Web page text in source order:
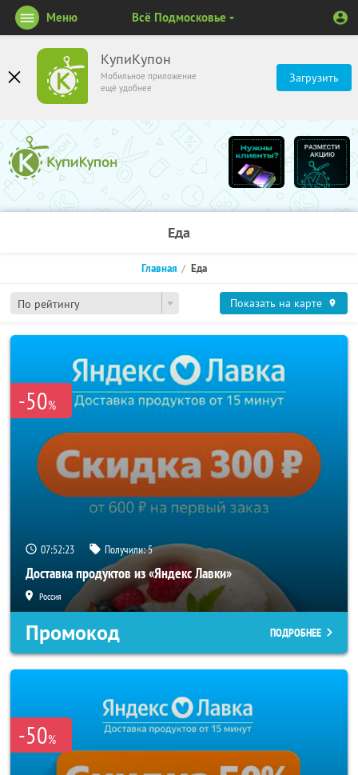
КупиКупон
Мобильное приложение
ещё удобнее
Загрузить
Меню Всё Подмосковье
Еда
По рейтингу
Главная Еда
Показать на карте
-50%
07:52:22 Получили:5
Доставка продуктов из «Яндекс Лавки»
Россия
Промокод ПОДРОБНЕЕ
-50%